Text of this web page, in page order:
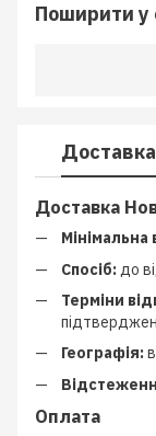
Поширити
Доставка
Доставка
Мінімальна
Спосіб: до
Терміни
Географія:
Оплата